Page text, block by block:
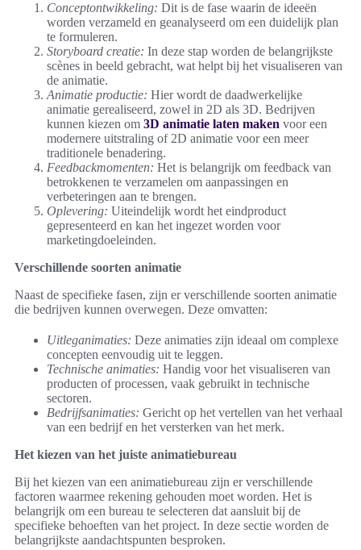
Conceptontwikkeling: Dit is de fase waarin de ideeën
worden verzameld en geanalyseerd om een duidelijk plan
te formuleren.
Storyboard creatie: In deze stap worden de belangrijkste
scènes in beeld gebracht, wat helpt bij het visualiseren van
de animatie.
Animatie productie: Hier wordt de daadwerkelijke
animatie gerealiseerd, zowel in 2D als 3D. Bedrijven
kunnen kiezen om 3D animatie laten maken voor een
modernere uitstraling of 2D animatie voor een meer
traditionele benadering.
Feedbackmomenten: Het is belangrijk om feedback van
betrokkenen te verzamelen om aanpassingen en
verbeteringen aan te brengen.
Oplevering: Uiteindelijk wordt het eindproduct
gepresenteerd en kan het ingezet worden voor
marketingdoeleinden.
Verschillende soorten animatie
Naast de specifieke fasen, zijn er verschillende soorten animatie
die bedrijven kunnen overwegen. Deze omvatten:
Uitleganimaties: Deze animaties zijn ideaal om complexe
concepten eenvoudig uit te leggen.
Technische animaties: Handig voor het visualiseren van
producten of processen, vaak gebruikt in technische
sectoren.
Bedrijfsanimaties: Gericht op het vertellen van het verhaal
van een bedrijf en het versterken van het merk.
Het kiezen van het juiste animatiebureau
Bij het kiezen van een animatiebureau zijn er verschillende
factoren waarmee rekening gehouden moet worden. Het is
belangrijk om een bureau te selecteren dat aansluit bij de
specifieke behoeften van het project. In deze sectie worden de
belangrijkste aandachtspunten besproken.